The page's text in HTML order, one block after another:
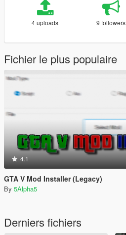
4 uploads 9 followers
Fichier le plus populaire
4.1
GTA V Mod Installer (Legacy)
By 5Alpha5
Derniers fichiers